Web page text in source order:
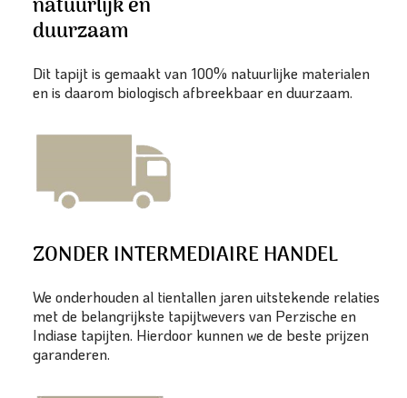
natuurlijk en
duurzaam
Dit tapijt is gemaakt van 100% natuurlijke materialen
en is daarom biologisch afbreekbaar en duurzaam.
ZONDER INTERMEDIAIRE HANDEL
We onderhouden al tientallen jaren uitstekende relaties
met de belangrijkste tapijtwevers van Perzische en
Indiase tapijten. Hierdoor kunnen we de beste prijzen
garanderen.